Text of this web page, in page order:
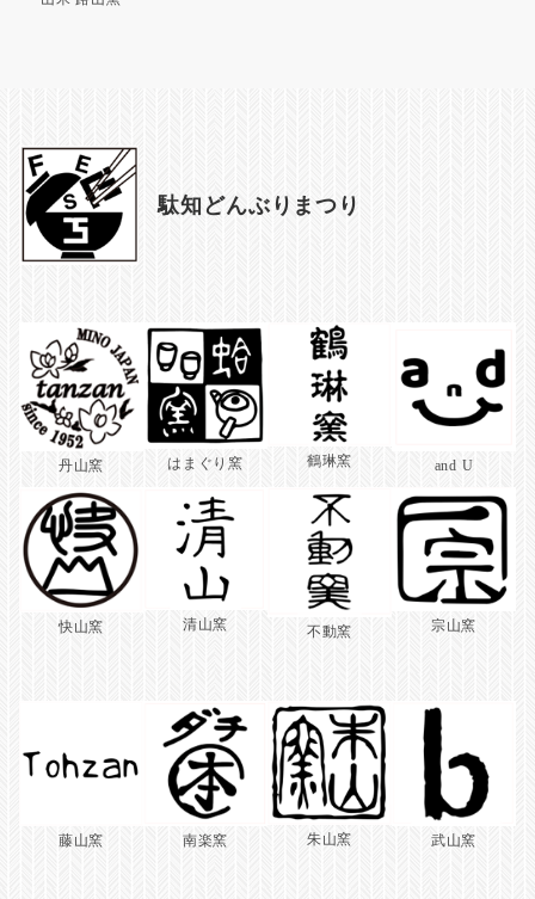
駄知どんぶりまつり
丹山窯 はまぐり窯 鶴琳窯 and U
快山窯 清山窯 不動窯 宗山窯
藤山窯 南楽窯 朱山窯 武山窯